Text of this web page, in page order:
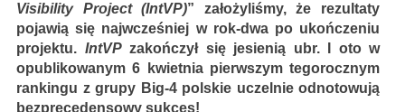
Visibility Project (IntVP)” założyliśmy, że rezultaty
pojawią się najwcześniej w rok-dwa po ukończeniu
projektu. IntVPzakończył się jesienią ubr. I oto w
opublikowanym 6 kwietnia pierwszym tegorocznym
rankingu z grupy Big-4 polskie uczelnie odnotowują
bezprecedensowy sukces!